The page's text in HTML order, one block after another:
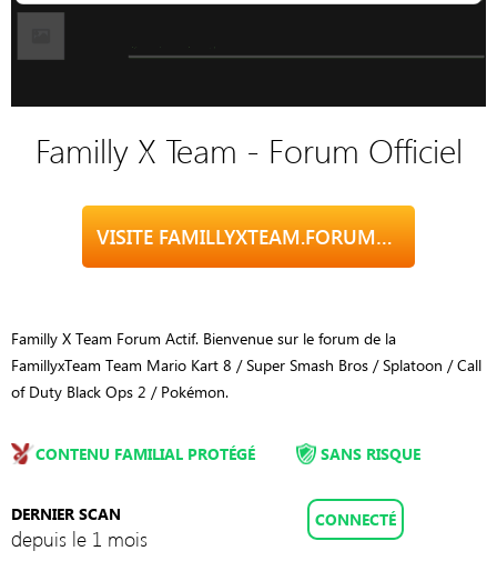
Familly X Team - Forum Officiel
VISITE FAMILLYXTEAM.FORUMACTIF.ORG
Familly X Team Forum Actif. Bienvenue sur le forum de la
FamillyxTeam Team Mario Kart 8 / Super Smash Bros / Splatoon / Call
of Duty Black Ops 2 / Pokémon.
CONTENU FAMILIAL PROTÉGÉ
DERNIER SCAN
depuis le 1 mois
SANS RISQUE
CONNECTÉ